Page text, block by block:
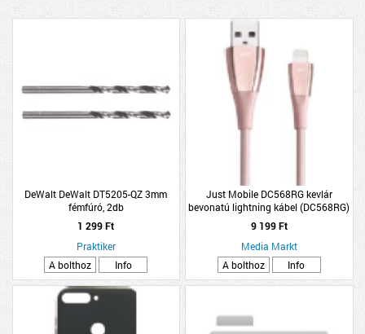
DeWalt DeWalt DT5205-QZ 3mm
fémfúró, 2db
1 299 Ft
Praktiker
A bolthoz
Info
Just Mobile DC568RG kevlár
bevonatú lightning kábel (DC568RG)
9 199 Ft
Media Markt
A bolthoz
Info